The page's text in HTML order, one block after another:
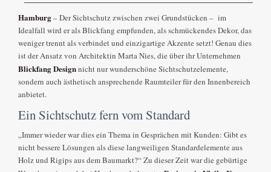
Hamburg– Der Sichtschutz zwischen zwei Grundstücken – im
Idealfall wird er als Blickfang empfunden, als schmückendes Dekor, das
weniger trennt als verbindet und einzigartige Akzente setzt! Genau dies
ist der Ansatz von Architektin Marta Nies, die über ihr Unternehmen
Blickfang Designnicht nur wunderschöne Sichtschutzelemente,
sondern auch ästhetisch ansprechende Raumteiler für den Innenbereich
anbietet.
Ein Sichtschutz fern vom Standard
„Immer wieder war dies ein Thema in Gesprächen mit Kunden: Gibt es
nicht bessere Lösungen als diese langweiligen Standardelemente aus
Holz und Rigips aus dem Baumarkt?“ Zu dieser Zeit war die gebürtige